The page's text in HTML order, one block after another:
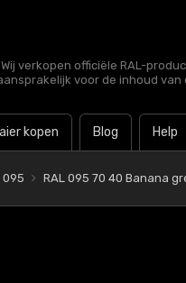
verkopen officiële RAL-
voor de inhoud van
kopen Blog Help
095 RAL 095 70 40 Banana